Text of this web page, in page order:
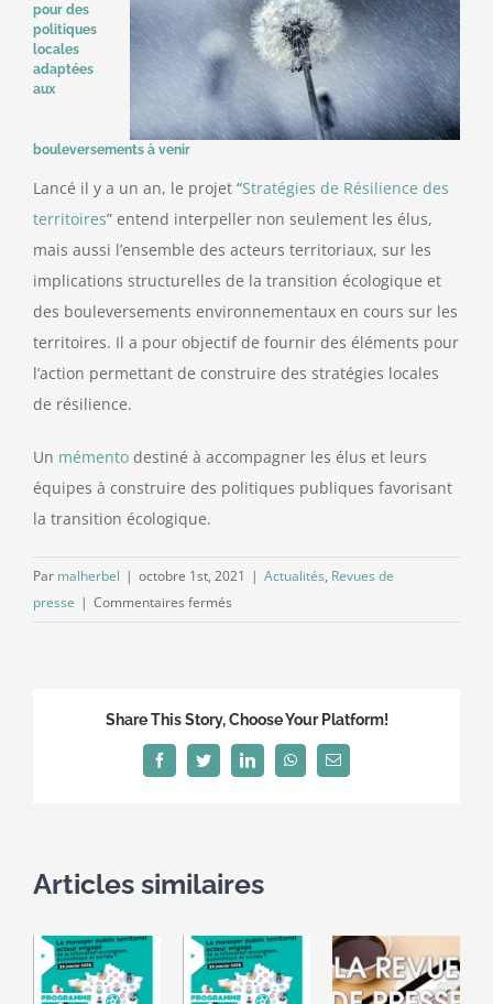
pour des
politiques
locales
adaptées
aux
bouleversements à venir
Lancé il y a un an, le projet “Stratégies de Résilience des
territoires” entend interpeller non seulement les élus,
mais aussi l’ensemble des acteurs territoriaux, sur les
implications structurelles de la transition écologique et
des bouleversements environnementaux en cours sur les
territoires. Il a pour objectif de fournir des éléments pour
l’action permettant de construire des stratégies locales
de résilience.
Un mémento destiné à accompagner les élus et leurs
équipes à construire des politiques publiques favorisant
la transition écologique.
Par malherbel | octobre 1st, 2021 | Actualités, Revues de
presse | Commentaires fermés
Octobre
Share This Story, Choose Your Platform!
FacebookTwitterLinkedInWhatsAppEmail
Articles similaires